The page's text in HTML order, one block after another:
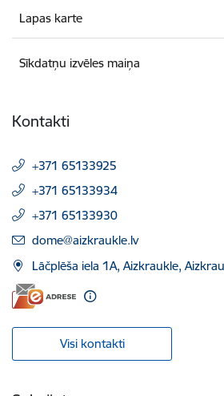
Lapas karte
Sīkdatņu izvēles maiņa
Kontakti
+371 65133925
+371 65133934
+371 65133930
E-pasts:
dome@aizkraukle.lv
Lāčplēša iela 1A, Aizkraukle,
Visi kontakti